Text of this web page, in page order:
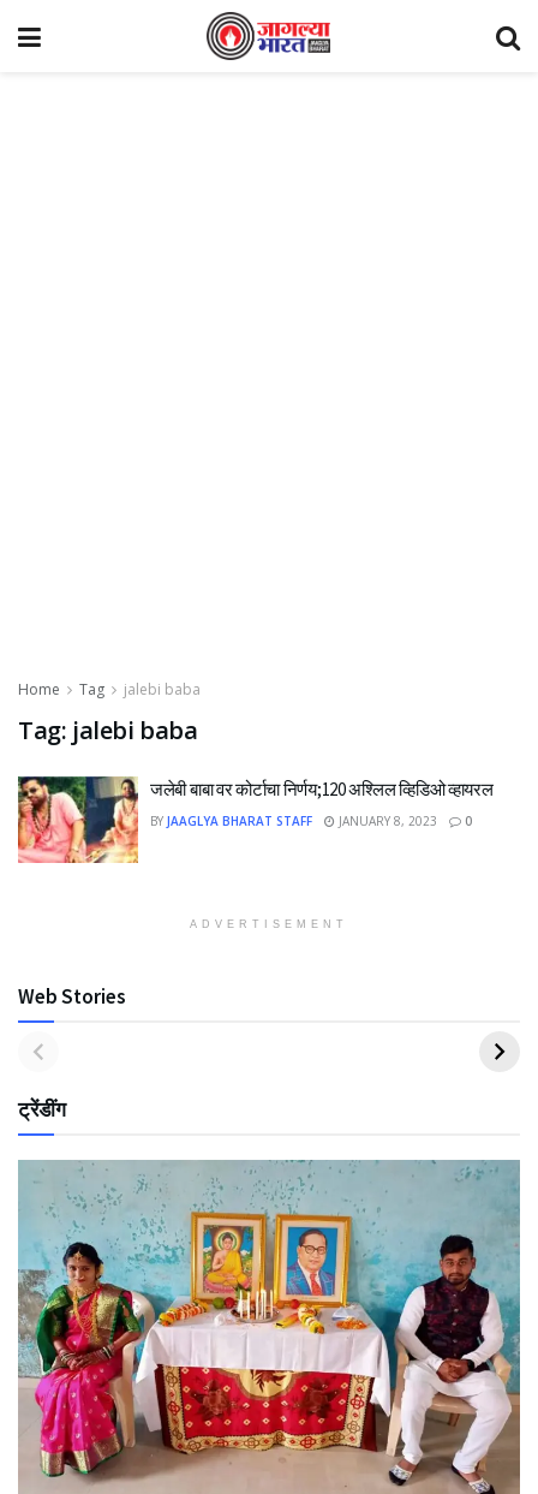
Home Tag jalebi baba
Tag: jalebi baba
जलेबी बाबा वर कोर्टाचा निर्णय;120 अश्लिल व्हिडिओ व्हायरल
BY JAAGLYA BHARAT STAFF JANUARY 8, 2023 0
ADVERTISEMENT
Web Stories
ट्रेंडींग